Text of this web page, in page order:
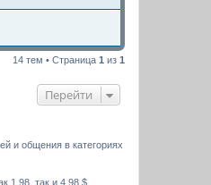
14 тем • Страница 1 из 1
Перейти
и общения в категориях
1,98, так и 4,98 $.